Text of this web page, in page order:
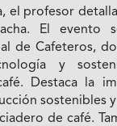
el profesor
El evento
de Cafeteros,
y
Destaca la
sostenibles
de café.